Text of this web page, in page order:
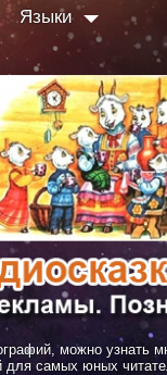
Языки
можно узнать
для самых юных